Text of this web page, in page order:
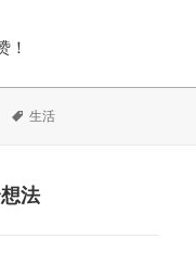
！
标
生活
法